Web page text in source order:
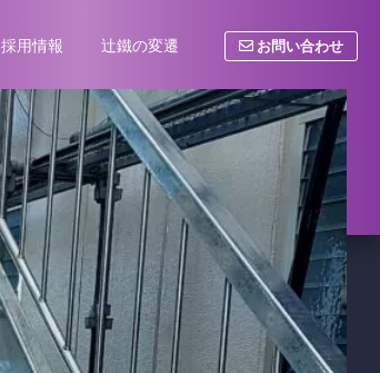
採用情報 辻鐵の変遷 お問い合わせ